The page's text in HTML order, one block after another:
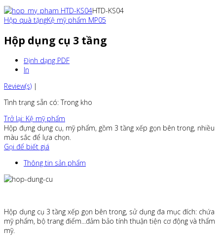
HTD-KS04
Hộp quà tặngKệ mỹ phẩm MP05
Hộp dụng cụ 3 tầng
Định dạng PDF
In
Review(s) |
Tình trạng sẵn có: Trong kho
Trở lại: Kệ mỹ phẩm
Hộp đựng dụng cụ, mỹ phẩm, gồm 3 tầng xếp gọn bên trong, nhiều
màu sắc để lựa chọn.
Gọi để biết giá
Thông tin sản phẩm
Hộp dụng cụ 3 tầng xếp gọn bên trong, sử dụng đa mục đích: chứa
mỹ phẩm, bộ trang điểm...đảm bảo tính thuận tiện cơ động và thẩm
mỹ.